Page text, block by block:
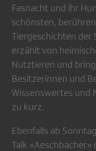
Fasnacht und ihr
schönsten,
Tiergeschichten der
erzählt von
Nutztieren und
Besitzerinnen und
Wissenswertes und
zu kurz.
Ebenfalls ab
Talk «Aeschbacher»